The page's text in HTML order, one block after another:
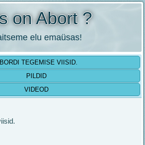
on Abort ?
elu emaüsas!
TEGEMISE VIISID.
PILDID
VIDEOD